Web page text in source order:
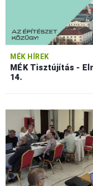
MÉK HÍREK
MÉK Tisztújítás -
14.